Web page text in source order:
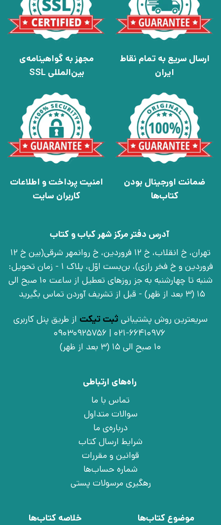
ارسال سریع به تمام نقاط
ایران
مجهز به گواهینامه‌ی
بین‌المللی SSL
ضمانت اورجینال بودن
کتاب‌ها
امنیت پرداخت و اطلاعات
کاربران سایت
آدرس دفتر مرکز شهر کباب و کتاب
تهران، خ انقلاب، خ 12 فروردین، خ روانمهر شرقی(بین خ 12
فروردین و خ فخر رازی)، بن‌بست اوّل، پلاک 1 - زمان تحویل:
شنبه تا چهارشنبه به جز روزهای تعطیل از ساعت 10 صبح الی
15 (3 بعد از ظهر) - قبل از تشریف آوردن تماس بگیرید
سریعترین روش پشتیبانی ثبت تیکت از طریق پنل کاربری
021-66410976 | 09030925756
10 صبح الی 15 (3 بعد از ظهر)
راه‌های ارتباطی
تماس با ما
سوالات متداول
درباره‌ی ما
شرایط ارسال کتاب
قوانین و مقررات
شماره حساب‌ها
رهگیری مرسولات پستی
موضوع کتاب‌ها
خلاصه کتاب‌ها